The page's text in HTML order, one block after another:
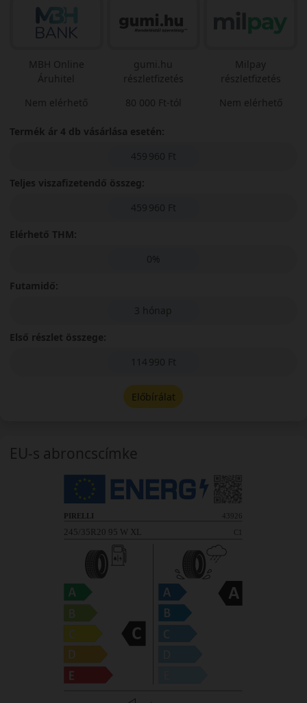
MBH Online
Áruhitel
Nem elérhető
gumi.hu
részletfizetés
80 000 Ft-tól
Milpay
részletfizetés
Nem elérhető
Termék ár 4 db vásárlása esetén:
459 960 Ft
Teljes viszafizetendő összeg:
459 960 Ft
Elérhető THM:
0%
Futamidő:
3 hónap
Első részlet összege:
114 990 Ft
Előbírálat
EU-s abroncscímke